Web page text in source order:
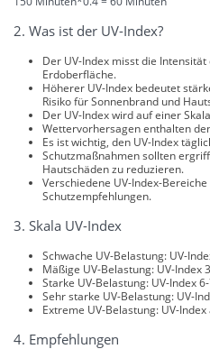
2. Was ist der UV-Index?
Der UV-Index misst die
Erdoberfläche.
Höherer UV-Index bedeutet
Risiko für Sonnenbrand und
Der UV-Index wird auf einer
Wettervorhersagen enthalten
Es ist wichtig, den UV-Index
Schutzmaßnahmen sollten
Hautschäden zu reduzieren.
Verschiedene UV-Index-
Schutzempfehlungen.
3. Skala UV-Index
Schwache UV-Belastung: UV-
Mäßige UV-Belastung: UV-Index
Starke UV-Belastung: UV-Index
Sehr starke UV-Belastung: UV-
Extreme UV-Belastung: UV-Index
4. Empfehlungen